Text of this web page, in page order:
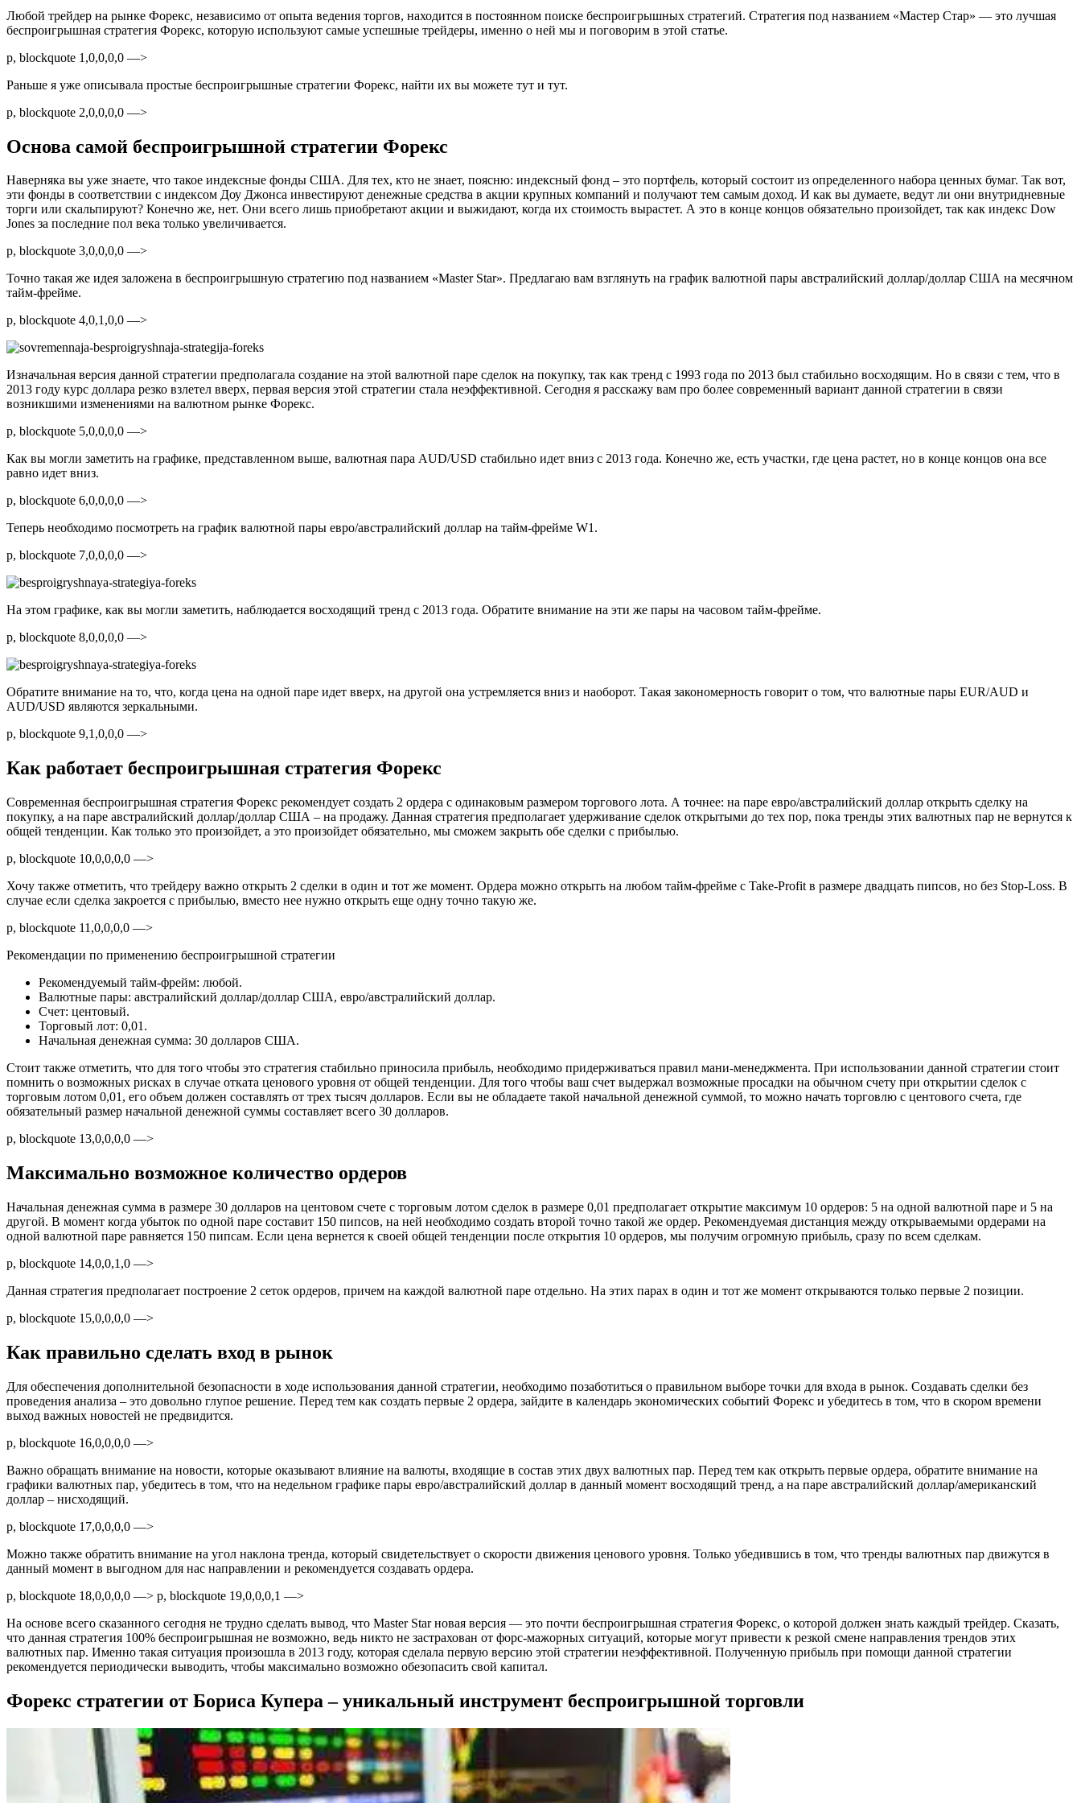
Любой трейдер на рынке Форекс, независимо от опыта ведения торгов, находится в постоянном поиске беспроигрышных стратегий. Стратегия под названием «Мастер Стар» — это лучшая
беспроигрышная стратегия Форекс, которую используют самые успешные трейдеры, именно о ней мы и поговорим в этой статье.
p, blockquote 1,0,0,0,0 —>
Раньше я уже описывала простые беспроигрышные стратегии Форекс, найти их вы можете тут и тут.
p, blockquote 2,0,0,0,0 —>
Основа самой беспроигрышной стратегии Форекс
Наверняка вы уже знаете, что такое индексные фонды США. Для тех, кто не знает, поясню: индексный фонд – это портфель, который состоит из определенного набора ценных бумаг. Так вот,
эти фонды в соответствии с индексом Доу Джонса инвестируют денежные средства в акции крупных компаний и получают тем самым доход. И как вы думаете, ведут ли они внутридневные
торги или скальпируют? Конечно же, нет. Они всего лишь приобретают акции и выжидают, когда их стоимость вырастет. А это в конце концов обязательно произойдет, так как индекс Dow
Jones за последние пол века только увеличивается.
p, blockquote 3,0,0,0,0 —>
Точно такая же идея заложена в беспроигрышную стратегию под названием «Master Star». Предлагаю вам взглянуть на график валютной пары австралийский доллар/доллар США на месячном
тайм-фрейме.
p, blockquote 4,0,1,0,0 —>
Изначальная версия данной стратегии предполагала создание на этой валютной паре сделок на покупку, так как тренд с 1993 года по 2013 был стабильно восходящим. Но в связи с тем, что в
2013 году курс доллара резко взлетел вверх, первая версия этой стратегии стала неэффективной. Сегодня я расскажу вам про более современный вариант данной стратегии в связи
возникшими изменениями на валютном рынке Форекс.
p, blockquote 5,0,0,0,0 —>
Как вы могли заметить на графике, представленном выше, валютная пара AUD/USD стабильно идет вниз с 2013 года. Конечно же, есть участки, где цена растет, но в конце концов она все
равно идет вниз.
p, blockquote 6,0,0,0,0 —>
Теперь необходимо посмотреть на график валютной пары евро/австралийский доллар на тайм-фрейме W1.
p, blockquote 7,0,0,0,0 —>
На этом графике, как вы могли заметить, наблюдается восходящий тренд с 2013 года. Обратите внимание на эти же пары на часовом тайм-фрейме.
p, blockquote 8,0,0,0,0 —>
Обратите внимание на то, что, когда цена на одной паре идет вверх, на другой она устремляется вниз и наоборот. Такая закономерность говорит о том, что валютные пары EUR/AUD и
AUD/USD являются зеркальными.
p, blockquote 9,1,0,0,0 —>
Как работает беспроигрышная стратегия Форекс
Современная беспроигрышная стратегия Форекс рекомендует создать 2 ордера с одинаковым размером торгового лота. А точнее: на паре евро/австралийский доллар открыть сделку на
покупку, а на паре австралийский доллар/доллар США – на продажу. Данная стратегия предполагает удерживание сделок открытыми до тех пор, пока тренды этих валютных пар не вернутся к
общей тенденции. Как только это произойдет, а это произойдет обязательно, мы сможем закрыть обе сделки с прибылью.
p, blockquote 10,0,0,0,0 —>
Хочу также отметить, что трейдеру важно открыть 2 сделки в один и тот же момент. Ордера можно открыть на любом тайм-фрейме с Take-Profit в размере двадцать пипсов, но без Stop-Loss. В
случае если сделка закроется с прибылью, вместо нее нужно открыть еще одну точно такую же.
p, blockquote 11,0,0,0,0 —>
Рекомендации по применению беспроигрышной стратегии
Рекомендуемый тайм-фрейм: любой.
Валютные пары: австралийский доллар/доллар США, евро/австралийский доллар.
Счет: центовый.
Торговый лот: 0,01.
Начальная денежная сумма: 30 долларов США.
Стоит также отметить, что для того чтобы это стратегия стабильно приносила прибыль, необходимо придерживаться правил мани-менеджмента. При использовании данной стратегии стоит
помнить о возможных рисках в случае отката ценового уровня от общей тенденции. Для того чтобы ваш счет выдержал возможные просадки на обычном счету при открытии сделок с
торговым лотом 0,01, его объем должен составлять от трех тысяч долларов. Если вы не обладаете такой начальной денежной суммой, то можно начать торговлю с центового счета, где
обязательный размер начальной денежной суммы составляет всего 30 долларов.
p, blockquote 13,0,0,0,0 —>
Максимально возможное количество ордеров
Начальная денежная сумма в размере 30 долларов на центовом счете с торговым лотом сделок в размере 0,01 предполагает открытие максимум 10 ордеров: 5 на одной валютной паре и 5 на
другой. В момент когда убыток по одной паре составит 150 пипсов, на ней необходимо создать второй точно такой же ордер. Рекомендуемая дистанция между открываемыми ордерами на
одной валютной паре равняется 150 пипсам. Если цена вернется к своей общей тенденции после открытия 10 ордеров, мы получим огромную прибыль, сразу по всем сделкам.
p, blockquote 14,0,0,1,0 —>
Данная стратегия предполагает построение 2 сеток ордеров, причем на каждой валютной паре отдельно. На этих парах в один и тот же момент открываются только первые 2 позиции.
p, blockquote 15,0,0,0,0 —>
Как правильно сделать вход в рынок
Для обеспечения дополнительной безопасности в ходе использования данной стратегии, необходимо позаботиться о правильном выборе точки для входа в рынок. Создавать сделки без
проведения анализа – это довольно глупое решение. Перед тем как создать первые 2 ордера, зайдите в календарь экономических событий Форекс и убедитесь в том, что в скором времени
выход важных новостей не предвидится.
p, blockquote 16,0,0,0,0 —>
Важно обращать внимание на новости, которые оказывают влияние на валюты, входящие в состав этих двух валютных пар. Перед тем как открыть первые ордера, обратите внимание на
графики валютных пар, убедитесь в том, что на недельном графике пары евро/австралийский доллар в данный момент восходящий тренд, а на паре австралийский доллар/американский
доллар – нисходящий.
p, blockquote 17,0,0,0,0 —>
Можно также обратить внимание на угол наклона тренда, который свидетельствует о скорости движения ценового уровня. Только убедившись в том, что тренды валютных пар движутся в
данный момент в выгодном для нас направлении и рекомендуется создавать ордера.
p, blockquote 18,0,0,0,0 —> p, blockquote 19,0,0,0,1 —>
На основе всего сказанного сегодня не трудно сделать вывод, что Master Star новая версия — это почти беспроигрышная стратегия Форекс, о которой должен знать каждый трейдер. Сказать,
что данная стратегия 100% беспроигрышная не возможно, ведь никто не застрахован от форс-мажорных ситуаций, которые могут привести к резкой смене направления трендов этих
валютных пар. Именно такая ситуация произошла в 2013 году, которая сделала первую версию этой стратегии неэффективной. Полученную прибыль при помощи данной стратегии
рекомендуется периодически выводить, чтобы максимально возможно обезопасить свой капитал.
Форекс стратегии от Бориса Купера – уникальный инструмент беспроигрышной торговли